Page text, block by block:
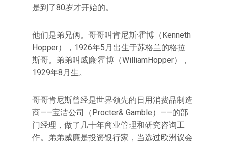
是到了80岁才开始的。
他们是弟兄俩。哥哥叫肯尼斯·霍博（Kenneth
Hopper），1926年5月出生于苏格兰的格拉
斯哥。弟弟叫威廉·霍博（WilliamHopper），
1929年8月生。
哥哥肯尼斯曾经是世界领先的日用消费品制造
商——宝洁公司（Procter& Gamble）——的部
门经理，做了几十年商业管理和研究咨询工
作。弟弟威廉是投资银行家，当选过欧洲议会